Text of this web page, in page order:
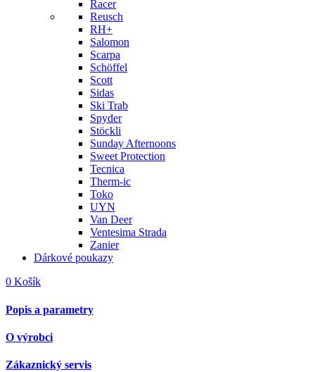
Racer
Reusch
RH+
Salomon
Scarpa
Schöffel
Scott
Sidas
Ski Trab
Spyder
Stöckli
Sunday Afternoons
Sweet Protection
Tecnica
Therm-ic
Toko
UYN
Van Deer
Ventesima Strada
Zanier
Dárkové poukazy
0 Košík
Popis a parametry
O výrobci
Zákaznický servis